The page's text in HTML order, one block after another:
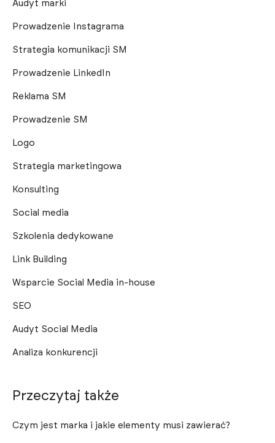
Audyt marki
Prowadzenie Instagrama
Strategia komunikacji SM
Prowadzenie LinkedIn
Reklama SM
Prowadzenie SM
Logo
Strategia marketingowa
Konsulting
Social media
Szkolenia dedykowane
Link Building
Wsparcie Social Media in-house
SEO
Audyt Social Media
Analiza konkurencji
Przeczytaj także
Czym jest marka i jakie elementy musi zawierać?